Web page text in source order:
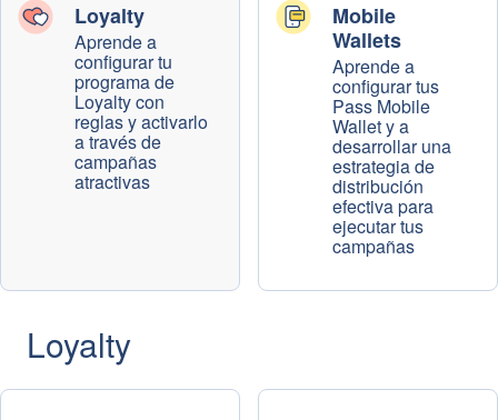
Loyalty
Aprende a
configurar tu
programa de
Loyalty con
reglas y activarlo
a través de
campañas
atractivas
Mobile
Wallets
Aprende a
configurar tus
Pass Mobile
Wallet y a
desarrollar una
estrategia de
distribución
efectiva para
ejecutar tus
campañas
Loyalty